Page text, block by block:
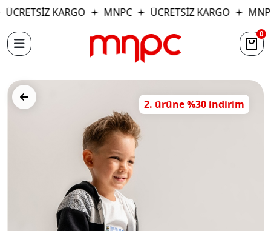
ÜCRETSİZ KARGO MNPC ÜCRETSİZ KARGO
0
2. ürüne %30 indirim